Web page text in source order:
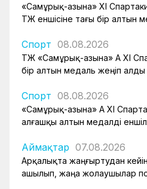
«Самұрық-Қазына» XI
ҚТЖ еншісіне тағы бір алтын
Спорт 08.08.2026
ҚТЖ «Самұрық-Қазына» АҚ XI
бір алтын медаль жеңіп алды
Спорт 08.08.2026
«Самұрық-Қазына» АҚ XI
алғашқы алтын медалді
Аймақтар 07.08.2026
Арқалықта жаңғыртудан
ашылып, жаңа жолаушылар